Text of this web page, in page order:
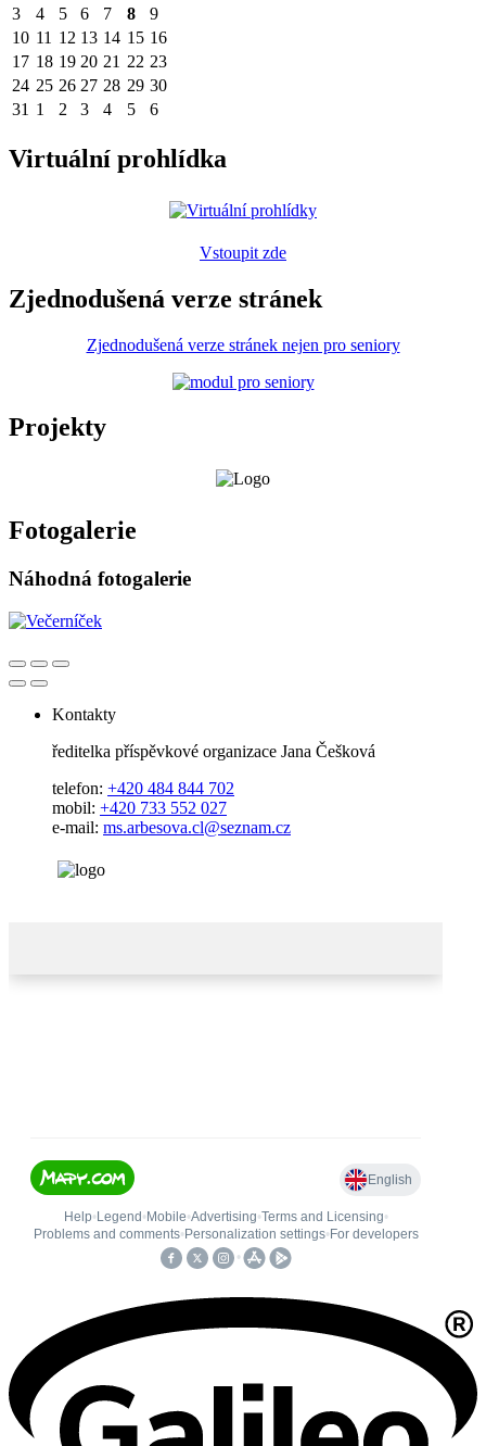
3
4 5 6 7 8
9
10 11 12 13 14 15 16
17 18 19 20 21 22 23
24 25 26 27 28 29 30
31 1 2 3 4 5 6
Virtuální prohlídka
Vstoupit zde
Zjednodušená verze stránek
Zjednodušená verze stránek nejen pro seniory
Projekty
Fotogalerie
Náhodná fotogalerie
Kontakty
ředitelka příspěvkové organizace Jana Češková
telefon: +420 484 844 702
mobil: +420 733 552 027
e-mail: ms.arbesova.cl@seznam.cz